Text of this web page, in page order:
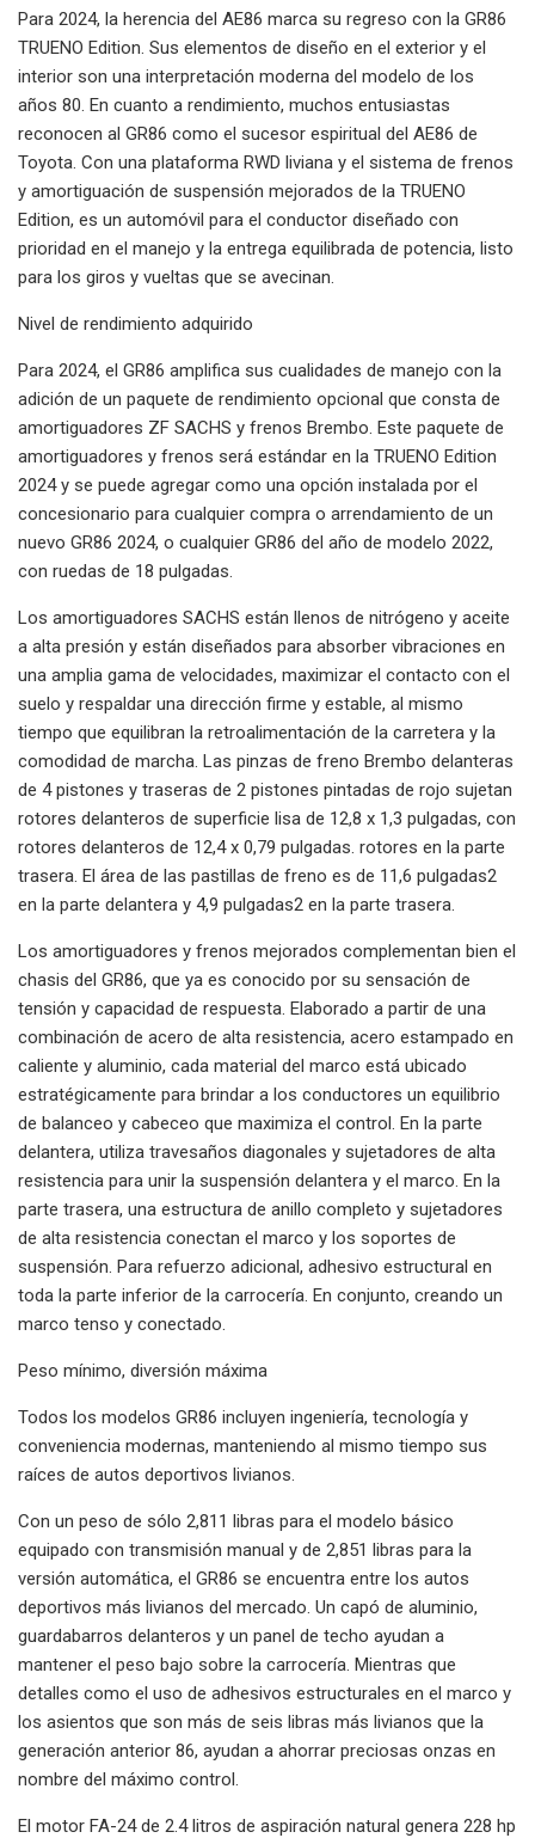
Para 2024, la herencia del AE86 marca su regreso con la GR86
TRUENO Edition. Sus elementos de diseño en el exterior y el
interior son una interpretación moderna del modelo de los
años 80. En cuanto a rendimiento, muchos entusiastas
reconocen al GR86 como el sucesor espiritual del AE86 de
Toyota. Con una plataforma RWD liviana y el sistema de frenos
y amortiguación de suspensión mejorados de la TRUENO
Edition, es un automóvil para el conductor diseñado con
prioridad en el manejo y la entrega equilibrada de potencia, listo
para los giros y vueltas que se avecinan.
Nivel de rendimiento adquirido
Para 2024, el GR86 amplifica sus cualidades de manejo con la
adición de un paquete de rendimiento opcional que consta de
amortiguadores ZF SACHS y frenos Brembo. Este paquete de
amortiguadores y frenos será estándar en la TRUENO Edition
2024 y se puede agregar como una opción instalada por el
concesionario para cualquier compra o arrendamiento de un
nuevo GR86 2024, o cualquier GR86 del año de modelo 2022,
con ruedas de 18 pulgadas.
Los amortiguadores SACHS están llenos de nitrógeno y aceite
a alta presión y están diseñados para absorber vibraciones en
una amplia gama de velocidades, maximizar el contacto con el
suelo y respaldar una dirección firme y estable, al mismo
tiempo que equilibran la retroalimentación de la carretera y la
comodidad de marcha. Las pinzas de freno Brembo delanteras
de 4 pistones y traseras de 2 pistones pintadas de rojo sujetan
rotores delanteros de superficie lisa de 12,8 x 1,3 pulgadas, con
rotores delanteros de 12,4 x 0,79 pulgadas. rotores en la parte
trasera. El área de las pastillas de freno es de 11,6 pulgadas2
en la parte delantera y 4,9 pulgadas2 en la parte trasera.
Los amortiguadores y frenos mejorados complementan bien el
chasis del GR86, que ya es conocido por su sensación de
tensión y capacidad de respuesta. Elaborado a partir de una
combinación de acero de alta resistencia, acero estampado en
caliente y aluminio, cada material del marco está ubicado
estratégicamente para brindar a los conductores un equilibrio
de balanceo y cabeceo que maximiza el control. En la parte
delantera, utiliza travesaños diagonales y sujetadores de alta
resistencia para unir la suspensión delantera y el marco. En la
parte trasera, una estructura de anillo completo y sujetadores
de alta resistencia conectan el marco y los soportes de
suspensión. Para refuerzo adicional, adhesivo estructural en
toda la parte inferior de la carrocería. En conjunto, creando un
marco tenso y conectado.
Peso mínimo, diversión máxima
Todos los modelos GR86 incluyen ingeniería, tecnología y
conveniencia modernas, manteniendo al mismo tiempo sus
raíces de autos deportivos livianos.
Con un peso de sólo 2,811 libras para el modelo básico
equipado con transmisión manual y de 2,851 libras para la
versión automática, el GR86 se encuentra entre los autos
deportivos más livianos del mercado. Un capó de aluminio,
guardabarros delanteros y un panel de techo ayudan a
mantener el peso bajo sobre la carrocería. Mientras que
detalles como el uso de adhesivos estructurales en el marco y
los asientos que son más de seis libras más livianos que la
generación anterior 86, ayudan a ahorrar preciosas onzas en
nombre del máximo control.
El motor FA-24 de 2.4 litros de aspiración natural genera 228 hp